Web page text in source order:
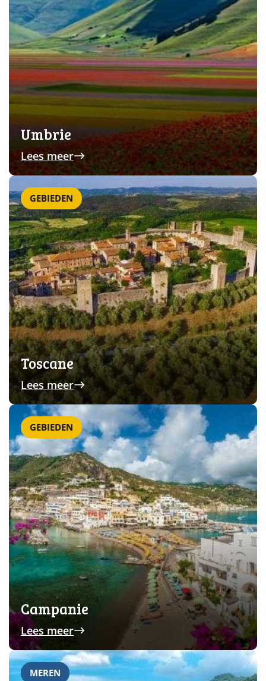
Umbrie
Lees meer
GEBIEDEN
Toscane
Lees meer
GEBIEDEN
Campanie
Lees meer
MEREN